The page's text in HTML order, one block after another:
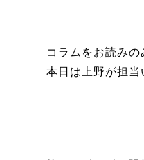
コラムをお読みの
本日は上野が担当